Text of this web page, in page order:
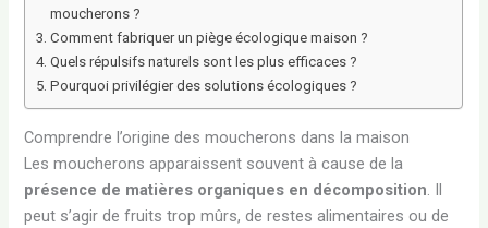
moucherons ?
Comment fabriquer un piège écologique maison ?
Quels répulsifs naturels sont les plus efficaces ?
Pourquoi privilégier des solutions écologiques ?
Comprendre l’origine des moucherons dans la maison
Les moucherons apparaissent souvent à cause de la
présence de matières organiques en décomposition. Il
peut s’agir de fruits trop mûrs, de restes alimentaires ou de